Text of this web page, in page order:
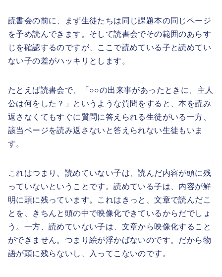
読書会の前に、まず生徒たちは同じ課題本の同じページ
を予め読んできます。そして読書会でその範囲のあらす
じを確認するのですが、ここで読めている子と読めてい
ない子の差がハッキリとします。
たとえば読書会で、「○○の出来事があったときに、主人
公は何をした？」というような質問をすると、本を読み
返さなくてもすぐに質問に答えられる生徒がいる一方、
該当ページを読み返さないと答えられない生徒もいま
す。
これはつまり、読めていない子は、読んだ内容が頭に残
っていないということです。読めている子は、内容が鮮
明に頭に残っています。これはきっと、文章で読んだこ
とを、きちんと頭の中で映像化できているからだでしょ
う。一方、読めていない子は、文章から映像化すること
ができません。つまり絵が浮かばないのです。だから物
語が頭に残らないし、入ってこないのです。